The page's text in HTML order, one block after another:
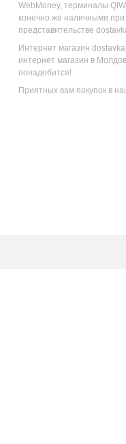
WebMoney, терминалы
конечно же наличными
представительстве
Интернет магазин
интернет магазин в
понадобится!
Приятных вам покупок в